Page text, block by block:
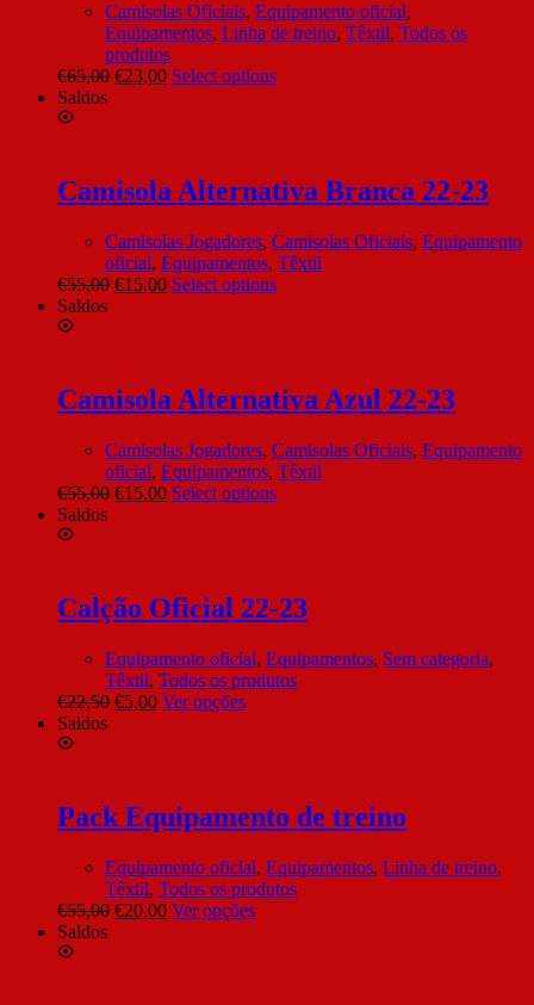
Camisolas Oficiais, Equipamento oficial,
Equipamentos, Linha de treino, Têxtil, Todos os
produtos
€65,00 €23,00 Select options
Saldos
Camisola Alternativa Branca 22-23
Camisolas Jogadores, Camisolas Oficiais, Equipamento
oficial, Equipamentos, Têxtil
€55,00 €15,00 Select options
Saldos
Camisola Alternativa Azul 22-23
Camisolas Jogadores, Camisolas Oficiais, Equipamento
oficial, Equipamentos, Têxtil
€55,00 €15,00 Select options
Saldos
Calção Oficial 22-23
Equipamento oficial, Equipamentos, Sem categoria,
Têxtil, Todos os produtos
€22,50 €5,00 Ver opções
Saldos
Pack Equipamento de treino
Equipamento oficial, Equipamentos, Linha de treino,
Têxtil, Todos os produtos
€55,00 €20,00 Ver opções
Saldos